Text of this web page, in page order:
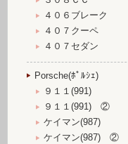
４０６ブレーク
４０７クーペ
４０７セダン
Porsche(ﾎﾟﾙｼｪ)
９１１(991)
９１１(991) ②
ケイマン(987)
ケイマン(987) ②